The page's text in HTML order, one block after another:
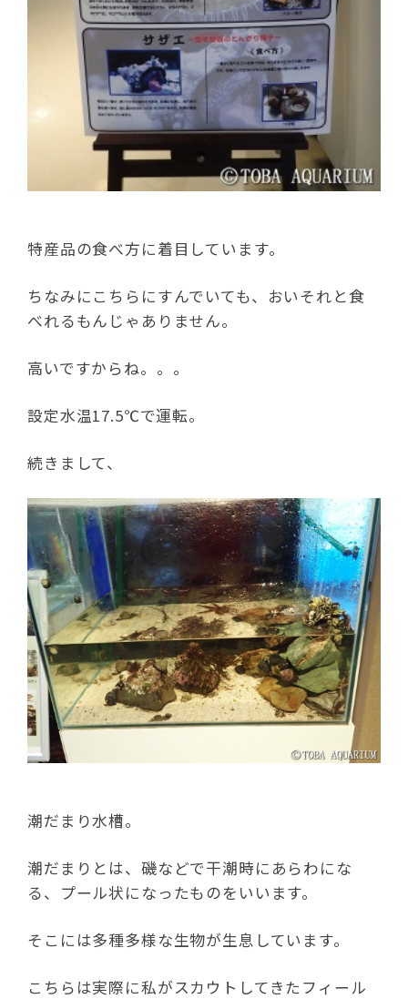
特産品の食べ方に着目しています。
ちなみにこちらにすんでいても、おいそれと食
べれるもんじゃありません。
高いですからね。。。
設定水温17.5℃で運転。
続きまして、
潮だまり水槽。
潮だまりとは、磯などで干潮時にあらわにな
る、プール状になったものをいいます。
そこには多種多様な生物が生息しています。
こちらは実際に私がスカウトしてきたフィール